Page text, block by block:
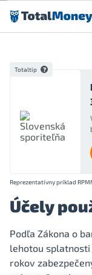
Preskočiť na obsah
Totaltip
Reprezentatívny príklad
Účely
Podľa Zákona o
lehotou
rokov